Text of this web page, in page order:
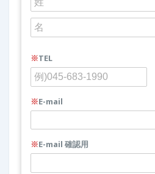
※TEL
※E-mail
※E-mail 確認用